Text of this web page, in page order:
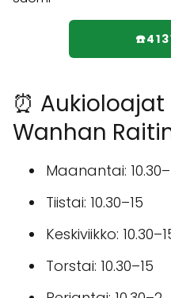
⏰
Wanhan
Maanantai:
Tiistai: 10.30–15
Keskiviikko:
Torstai: 10.30–15